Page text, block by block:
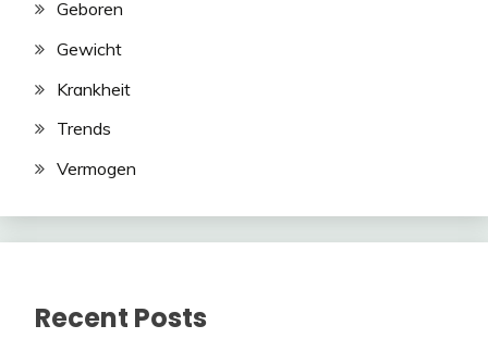
Geboren
Gewicht
Krankheit
Trends
Vermogen
Recent Posts